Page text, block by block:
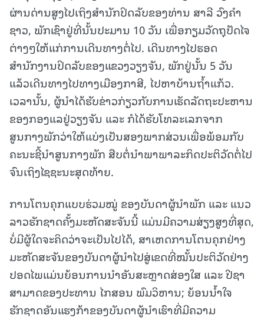
ຜ່ານດ່ານສູງໄປເຖິງສໍານັກປິດລັບຂອງທ່ານ ສາລີ ວົງຄໍາ
ຊາວ, ພັກເຊົາຢູ່ທີ່ນັ້ນປະມານ 10 ວັນ ເພື່ອກຽມວັດຖຸປັດໄຈ
ຕ່າງໆໃຫ້ແກ່ການເດີນທາງຕໍ່ໄປ. ເດີນທາງໄປຮອດ
ສຳນັກງານປິດລັບຂອງແຂວງວຽງຈັນ, ພັກຢູ່ນັ້ນ 5 ວັນ
ແລ້ວເດີນທາງໄປທາງເມືອງກາສີ, ໄປຫາບ້ານຖ້ຳແກ້ວ.
ເວລານັ້ນ, ຜູ້ນຳໄດ້ຮັບຂ່າວກ່ຽວກັບການເຮັດລັດຖະປະຫານ
ຂອງກອງແລຢູ່ວຽງຈັນ ແລະ ກໍໄດ້ຮັບໂທລະເລກຈາກ
ສູນກາງພັກວ່າໃຫ້ແບ່ງເປັນສອງພາກສ່ວນເພື່ອພ້ອມກັບ
ຄະນະຊີ້ນຳສູນກາງພັກ ສືບຕໍ່ນຳພາພາລະກິດປະຕິວັດຕໍ່ໄປ
ຈົນເຖິງໄຊຊະນະສຸດທ້າຍ.
ການໂຕນຄຸກແບບຮ່ວມໝູ່ ຂອງບັນດາຜູ້ນຳພັກ ແລະ ແນວ
ລາວຮັກຊາດຄັ້ງມະຫັດສະຈັນນີ້ ແມ່ນມີຄວາມສ່ຽງສູງທີ່ສຸດ,
ບໍ່ມີຜູ້ໃດຈະຄິດວ່າຈະເປັນໄປໄດ້, ສາເຫດການໂຕນຄຸກຢ່າງ
ມະຫັດສະຈັນຂອງບັນດາຜູ້ນໍາໄປສູ່ເຂດທີ່ໝັ້ນປະຕິວັດຢ່າງ
ປອດໄພແມ່ນຍ້ອນການນໍາອັນສະຫຼາດສ່ອງໃສ ແລະ ປີຊາ
ສາມາດຂອງປະທານ ໄກສອນ ພົມວິຫານ; ຍ້ອນນໍ້າໃຈ
ຮັກຊາດອັນແຮງກ້າຂອງບັນດາຜູ້ນໍາເຮົາທີ່ມີຄວາມ